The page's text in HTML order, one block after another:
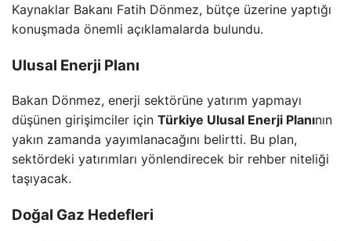
Kaynaklar Bakanı Fatih Dönmez, bütçe üzerine yaptığı
konuşmada önemli açıklamalarda bulundu.
Ulusal Enerji Planı
Bakan Dönmez, enerji sektörüne yatırım yapmayı
düşünen girişimciler için Türkiye Ulusal Enerji Planının
yakın zamanda yayımlanacağını belirtti. Bu plan,
sektördeki yatırımları yönlendirecek bir rehber niteliği
taşıyacak.
Doğal Gaz Hedefleri